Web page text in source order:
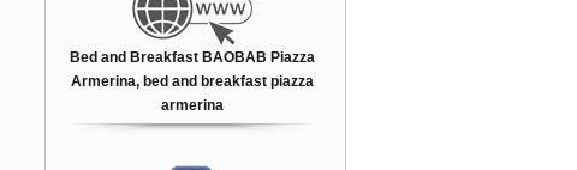
Bed and Breakfast BAOBAB Piazza
Armerina, bed and breakfast piazza
armerina